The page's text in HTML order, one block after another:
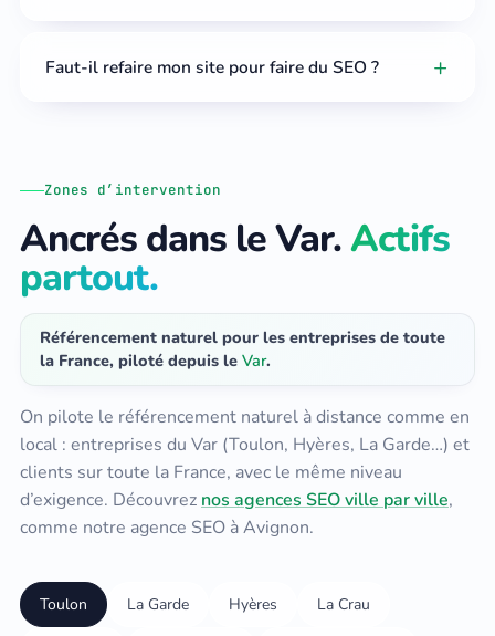
Faut-il refaire mon site pour faire du SEO ?
Zones d’intervention
Ancrés dans le Var.Actifs
partout.
Référencement naturel pour les entreprises de toute
la France, piloté depuis le Var.
On pilote le référencement naturel à distance comme en
local : entreprises du Var (Toulon, Hyères, La Garde…) et
clients sur toute la France, avec le même niveau
d’exigence. Découvrez nos agences SEO ville par ville,
comme notre agence SEO à Avignon.
Toulon La Garde Hyères La Crau